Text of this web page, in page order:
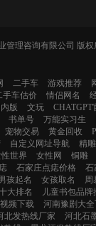
管理咨询有限公司 版权
二手车 游戏推荐
手车估价 情侣网名
版 文玩 CHATGPT
书单号 万能实习生
宠物交易 黄金回收
自定义网址导航 精
世界 女性网 铜雕
石家庄点痣价格 石
孩起名 女孩取名 周
大排名 儿童书包品牌
频下载 河南豫剧大
北发热线厂家 河北石